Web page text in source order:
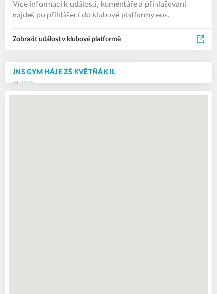
Více informací k události, komentáře a přihlašování
najdeš po přihlášení do klubové platformy eos.
Zobrazit událost v klubové platformě
JNS GYM HÁJE ZŠ KVĚTŇÁK II.